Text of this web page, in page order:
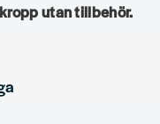
utan tillbehör.